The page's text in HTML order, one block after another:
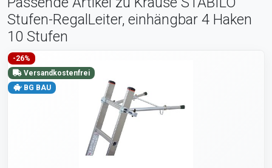
Stufen-RegalLeiter, einhängbar 4 Haken
10 Stufen
-26%
Versandkostenfrei
BG BAU